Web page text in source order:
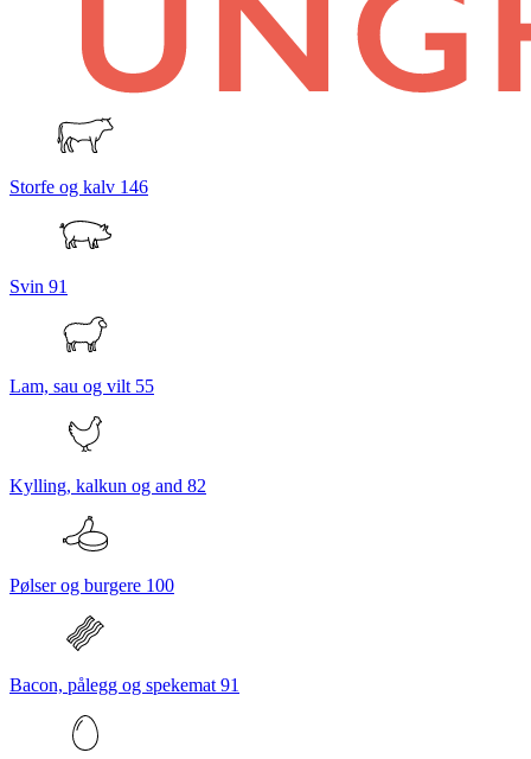
Storfe og kalv 146
Svin 91
Lam, sau og vilt 55
Kylling, kalkun og and 82
Pølser og burgere 100
Bacon, pålegg og spekemat 91